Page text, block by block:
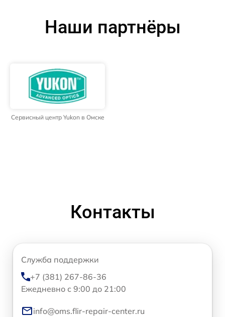
Наши партнёры
Сервисный центр Yukon в Омске
Контакты
Служба поддержки
+7 (381) 267-86-36
Ежедневно с 9:00 до 21:00
info@oms.flir-repair-center.ru